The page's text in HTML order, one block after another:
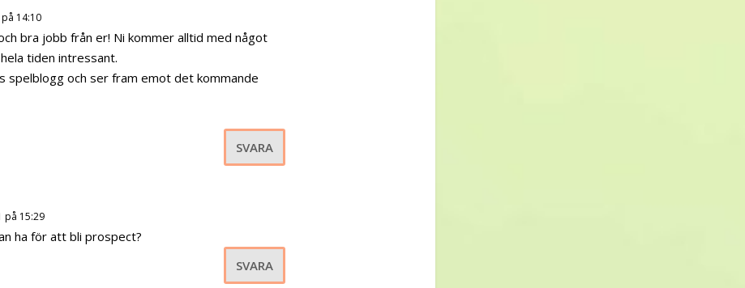
14:10
bra jobb från er! Ni kommer alltid med något
tiden intressant.
spelblogg och ser fram emot det kommande
SVARA
på 15:29
ha för att bli prospect?
SVARA